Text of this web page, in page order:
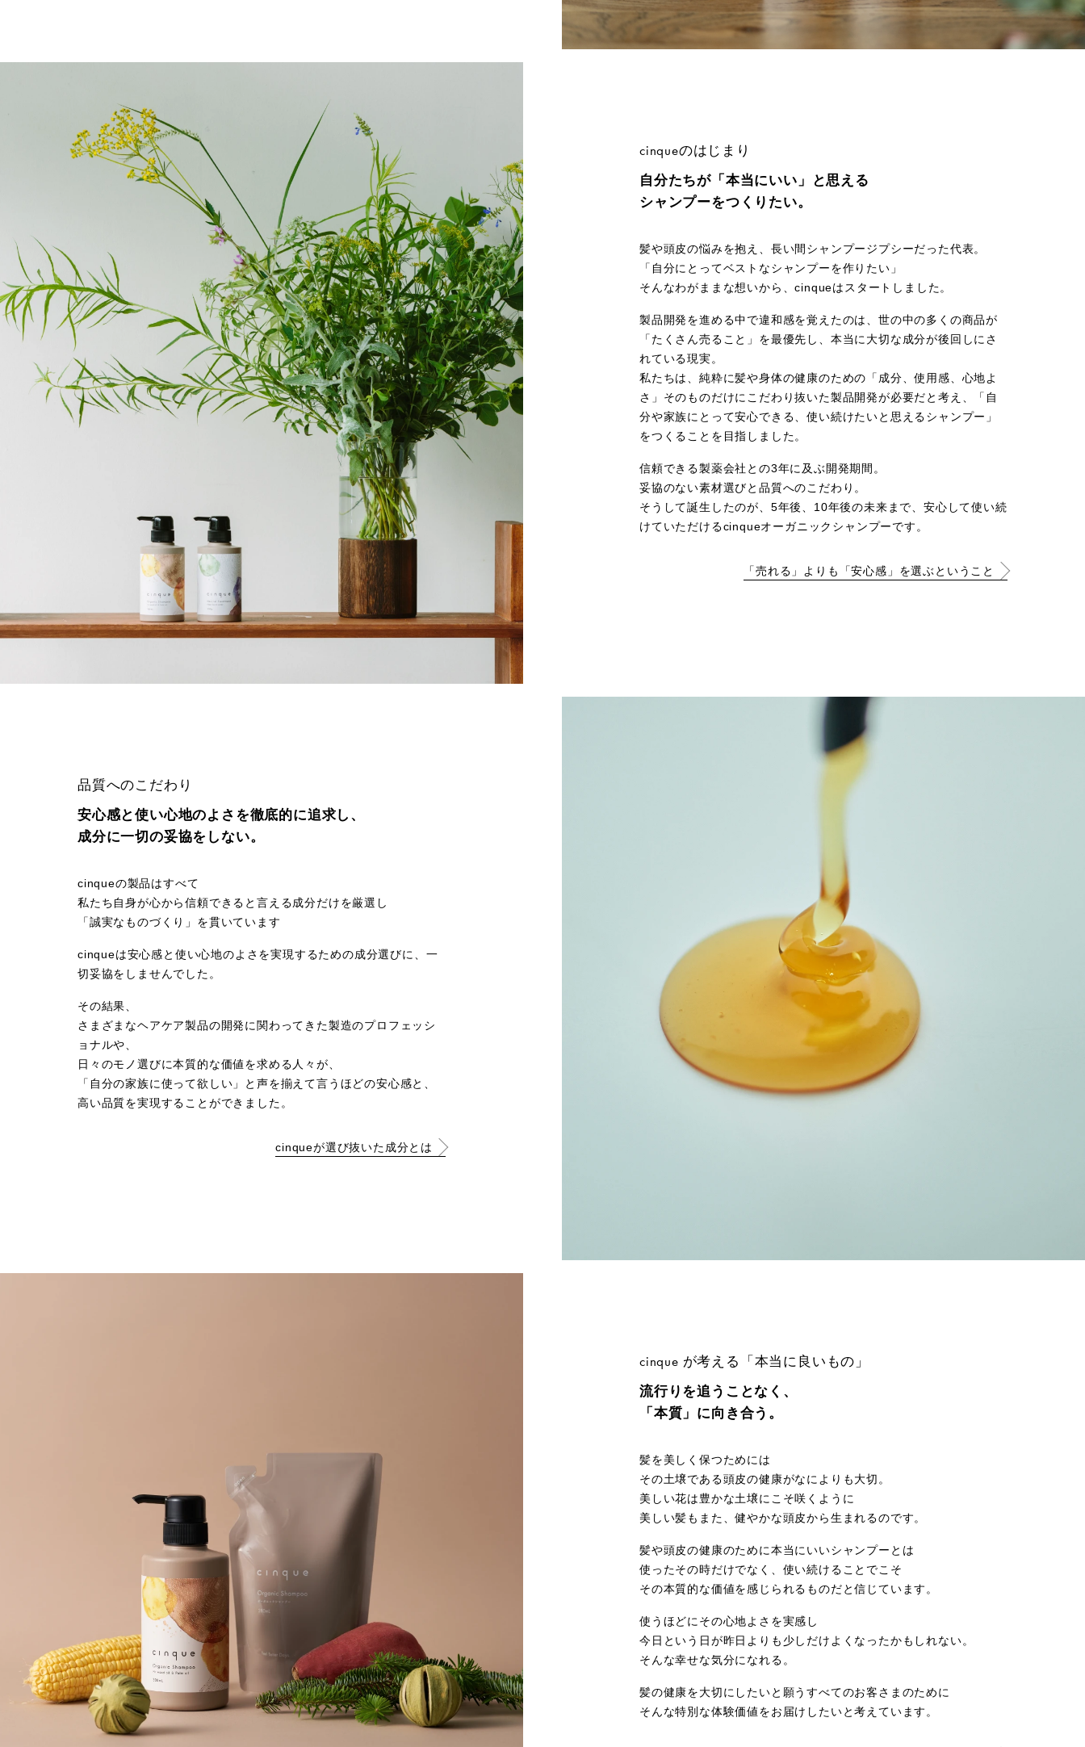
cinqueのはじまり
⾃分たちが「本当にいい」と思える
シャンプーをつくりたい。
髪や頭皮の悩みを抱え、長い間シャンプージプシーだった代表。
「自分にとってベストなシャンプーを作りたい」
そんなわがままな想いから、cinqueはスタートしました。
製品開発を進める中で違和感を覚えたのは、世の中の多くの商品が
「たくさん売ること」を最優先し、本当に大切な成分が後回しにさ
れている現実。
私たちは、純粋に髪や身体の健康のための「成分、使用感、心地よ
さ」そのものだけにこだわり抜いた製品開発が必要だと考え、「自
分や家族にとって安心できる、使い続けたいと思えるシャンプー」
をつくることを目指しました。
信頼できる製薬会社との3年に及ぶ開発期間。
妥協のない素材選びと品質へのこだわり。
そうして誕生したのが、5年後、10年後の未来まで、安心して使い続
けていただけるcinqueオーガニックシャンプーです。
「売れる」よりも「安心感」を選ぶということ
品質へのこだわり
安⼼感と使い⼼地のよさを徹底的に追求し、
成分に⼀切の妥協をしない。
cinqueの製品はすべて
私たち⾃⾝が⼼から信頼できると言える成分だけを厳選し
「誠実なものづくり」を貫いています
cinqueは安⼼感と使い⼼地のよさを実現するための成分選びに、⼀
切妥協をしませんでした。
その結果、
さまざまなヘアケア製品の開発に関わってきた製造のプロフェッシ
ョナルや、
日々のモノ選びに本質的な価値を求める⼈々が、
「⾃分の家族に使って欲しい」と声を揃えて⾔うほどの安心感と、
⾼い品質を実現することができました。
cinqueが選び抜いた成分とは
cinque が考える「本当に良いもの」
流⾏りを追うことなく、
「本質」に向き合う。
髪を美しく保つためには
その⼟壌である頭⽪の健康がなによりも⼤切。
美しい花は豊かな⼟壌にこそ咲くように
美しい髪もまた、健やかな頭⽪から⽣まれるのです。
髪や頭⽪の健康のために本当にいいシャンプーとは
使ったその時だけでなく、使い続けることでこそ
その本質的な価値を感じられるものだと信じています。
使うほどにその心地よさを実感し
今日という日が昨日よりも少しだけよくなったかもしれない。
そんな幸せな気分になれる。
髪の健康を⼤切にしたいと願うすべてのお客さまのために
そんな特別な体験価値をお届けしたいと考えています。